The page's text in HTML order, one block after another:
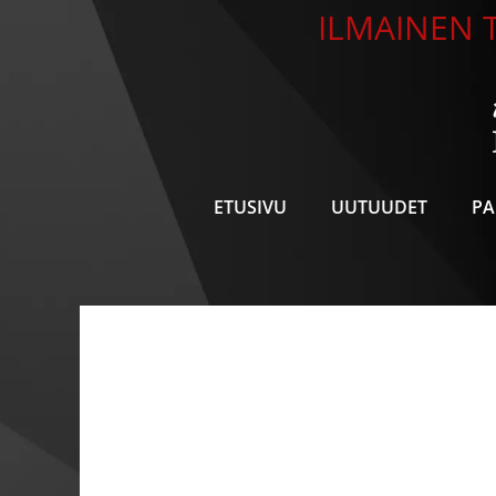
ILMAINEN
ETUSIVU UUTUUDET